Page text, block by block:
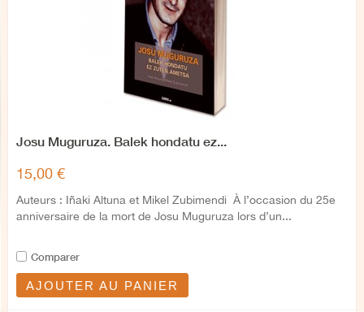
Josu Muguruza. Balek hondatu ez...
15,00 €
Auteurs : Iñaki Altuna et Mikel Zubimendi À l’occasion du 25e
anniversaire de la mort de Josu Muguruza lors d’un...
Comparer
AJOUTER AU PANIER